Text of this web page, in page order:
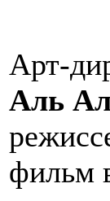
Арт-
Аль
фильм